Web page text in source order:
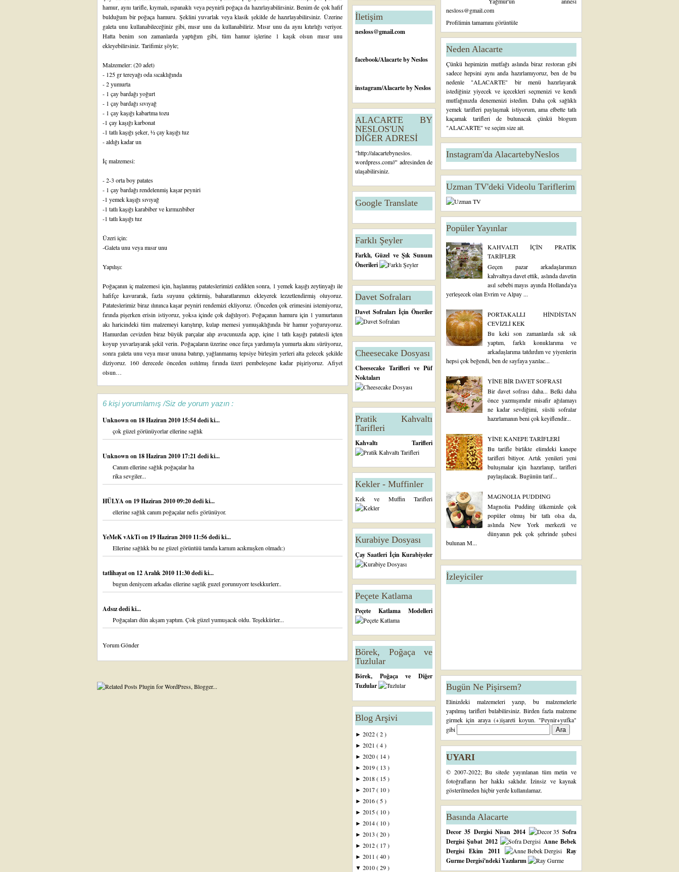
hamur, aynı tarifle, kıymalı, ıspanaklı veya peynirli poğaça da hazırlayabilirsiniz. Benim de çok hafif
bulduğum bir poğaça hamuru. Şeklini yuvarlak veya klasik şekilde de hazırlayabilirsiniz. Üzerine
galeta unu kullanabileceğiniz gibi, mısır unu da kullanabiliriz. Mısır unu da aynı kıtırlığı veriyor.
Hatta benim son zamanlarda yaptığım gibi, tüm hamur işlerine 1 kaşık olsun mısır unu
ekleyebilirsiniz. Tarifimiz şöyle;
Malzemeler: (20 adet)
- 125 gr tereyağı oda sıcaklığında
- 2 yumurta
- 1 çay bardağı yoğurt
- 1 çay bardağı sıvıyağ
- 1 çay kaşığı kabartma tozu
-1 çay kaşığı karbonat
-1 tatlı kaşığı şeker, ½ çay kaşığı tuz
- aldığı kadar un
İç malzemesi:
- 2-3 orta boy patates
- 1 çay bardağı rendelenmiş kaşar peyniri
-1 yemek kaşığı sıvıyağ
-1 tatlı kaşığı karabiber ve kırmızıbiber
-1 tatlı kaşığı tuz
Üzeri için:
-Galeta unu veya mısır unu
Yapılışı:
Poğaçanın iç malzemesi için, haşlanmış patateslerimizi ezdikten sonra, 1 yemek kaşığı zeytinyağı ile
hafifçe kavurarak, fazla suyunu çektirmiş, baharatlarımızı ekleyerek lezzetlendirmiş oluyoruz.
Patateslerimiz biraz ılınınca kaşar peyniri rendemizi ekliyoruz. (Önceden çok erimesini istemiyoruz,
fırında pişerken erisin istiyoruz, yoksa içinde çok dağılıyor). Poğaçanın hamuru için 1 yumurtanın
akı haricindeki tüm malzemeyi karıştırıp, kulap memesi yumuşaklığında bir hamur yoğuruyoruz.
Hamurdan cevizden biraz büyük parçalar alıp avucunuzda açıp, içine 1 tatlı kaşığı patatesli içten
koyup yuvarlayarak şekil verin. Poğaçaların üzerine once fırça yardımıyla yumurta akını sürüyoruz,
sonra galeta unu veya mısır ununa batırıp, yağlanmamış tepsiye birleşim yerleri alta gelecek şekilde
diziyoruz. 160 derecede önceden ısıtılmış fırında üzeri pembeleşene kadar pişiriyoruz. Afiyet
olsun…
6 kişi yorumlamış /Siz de yorum yazın :
Unknownon 18 Haziran 2010 15:54 dedi ki...
çok güzel görünüyorlar ellerine sağlık
Unknownon 18 Haziran 2010 17:21 dedi ki...
Canım ellerine sağlık poğaçalar ha
rika sevgiler...
HÜLYA on 19 Haziran 2010 09:20 dedi ki...
ellerine sağlık canım poğaçalar nefis görünüyor.
YeMeK vAkTion 19 Haziran 2010 11:56 dedi ki...
Ellerine sağlıkk bu ne güzel görüntüü tamda karnım acıkmışken olmadı:)
tatlihayaton 12 Aralık 2010 11:30 dedi ki...
bugun deniycem arkadas ellerine saglik guzel gorunuyorr tesekkurlerr..
Adsız dedi ki...
Poğaçaları dün akşam yaptım. Çok güzel yumuşacık oldu. Teşekkürler...
Yorum Gönder
İletişim
nesloss@gmail.com
facebook/Alacarte by Neslos
instagram/Alacarte by Neslos
ALACARTE BY
NESLOS'UN
DİĞER ADRESİ
"http://alacartebyneslos.
wordpress.com//" adresinden de
ulaşabilirsiniz.
Google Translate
Farklı Şeyler
Farklı, Güzel ve Şık Sunum
Önerileri
Davet Sofraları
Davet Sofraları İçin Öneriler
Cheesecake Dosyası
Cheesecake Tarifleri ve Püf
Noktaları
Pratik Kahvaltı
Tarifleri
Kahvaltı Tarifleri
Kekler - Muffinler
Kek ve Muffin Tarifleri
Kurabiye Dosyası
Çay Saatleri İçin Kurabiyeler
Peçete Katlama
Peçete Katlama Modelleri
Börek, Poğaça ve
Tuzlular
Börek, Poğaça ve Diğer
Tuzlular
Blog Arşivi
► 2022( 2 )
► 2021 ( 4 )
► 2020( 14 )
► 2019( 13 )
► 2018( 15 )
► 2017( 10 )
► 2016( 5 )
► 2015( 10 )
► 2014( 10 )
► 2013 ( 20 )
► 2012( 17 )
► 2011 ( 40 )
▼ 2010( 29 )
nesloss@gmail.com
Profilimin tamamını görüntüle
Neden Alacarte
Çünkü hepimizin mutfağı aslında biraz restoran gibi
sadece hepsini aynı anda hazırlamıyoruz, ben de bu
nedenle "ALACARTE" bir menü hazırlayarak
istediğiniz yiyecek ve içecekleri seçmenizi ve kendi
mutfağınızda denemenizi istedim. Daha çok sağlıklı
yemek tarifleri paylaşmak istiyorum, ama elbette tatlı
kaçamak tarifleri de bulunacak çünkü blogum
"ALACARTE" ve seçim size ait.
Instagram'da AlacartebyNeslos
Uzman TV'deki Videolu Tariflerim
Popüler Yayınlar
KAHVALTI İÇİN PRATİK
TARİFLER
Geçen pazar arkadaşlarımızı
kahvaltıya davet ettik, aslında davetin
asıl sebebi mayıs ayında Hollanda'ya
yerleşecek olan Evrim ve Alpay ...
PORTAKALLI HİNDİSTAN
CEVİZLİ KEK
Bu keki son zamanlarda sık sık
yaptım, farklı konuklarıma ve
arkadaşlarıma tatdırdım ve yiyenlerin
hepsi çok beğendi, ben de sayfaya yazılac...
YİNE BİR DAVET SOFRASI
Bir davet sofrası daha... Belki daha
önce yazmışımdır misafir ağılamayı
ne kadar sevdiğimi, süslü sofralar
hazırlamanın beni çok keyiflendir...
YİNE KANEPE TARİFLERİ
Bu tarifle birlikte elimdeki kanepe
tarifleri bitiyor. Artık yenileri yeni
buluşmalar için hazırlanıp, tarifleri
paylaşılacak. Bugünün tarif...
MAGNOLIA PUDDING
Magnolia Pudding ülkemizde çok
popüler olmuş bir tatlı olsa da,
aslında New York merkezli ve
dünyanın pek çok şehrinde şubesi
bulunan M...
İzleyiciler
Bugün Ne Pişirsem?
Elinizdeki malzemeleri yazıp, bu malzemelerle
yapılmış tarifleri bulabilirsiniz. Birden fazla malzeme
girmek için araya (+)işareti koyun. "Peynir+yufka"
gibi
UYARI
© 2007-2022; Bu sitede yayınlanan tüm metin ve
fotoğrafların her hakkı saklıdır. İzinsiz ve kaynak
gösterilmeden hiçbir yerde kullanılamaz.
Basında Alacarte
Decor 35 Dergisi Nisan 2014
Sofra
Dergisi Şubat 2012
Anne Bebek
Dergisi Ekim 2011
Ray
Gurme Dergisi'ndeki Yazılarım